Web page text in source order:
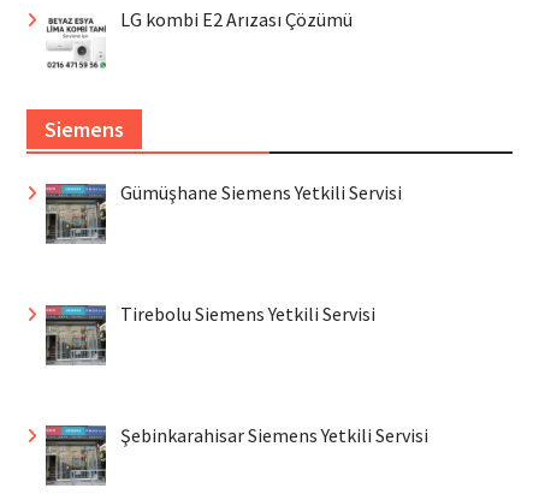
LG kombi E2 Arızası Çözümü
Siemens
Gümüşhane Siemens Yetkili Servisi
Tirebolu Siemens Yetkili Servisi
Şebinkarahisar Siemens Yetkili Servisi